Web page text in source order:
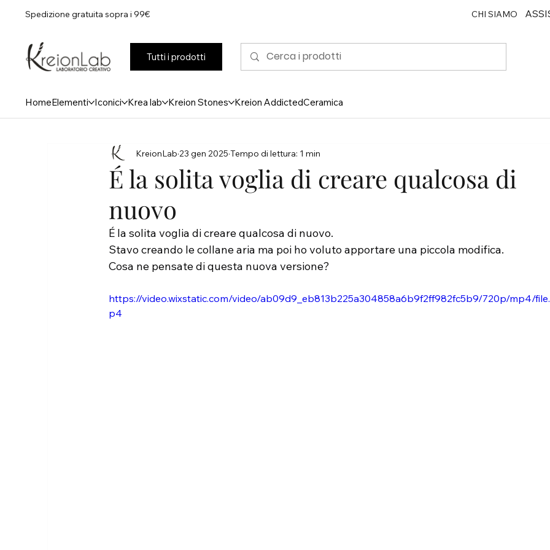
Spedizione gratuita sopra i 99€ CHI SIAMO
Tutti i prodotti
HomeElementi Iconici Krea lab Kreion Stones Kreion AddictedCeramica
É la solita voglia di creare qualcosa di
nuovo
KreionLab 23 gen 2025 Tempo di lettura: 1 min
É la solita voglia di creare qualcosa di nuovo.
Stavo creando le collane aria ma poi ho voluto apportare una piccola modifica.
Cosa ne pensate di questa nuova versione?
https://video.wixstatic.com/video/ab09d9_eb813b225a304858a6b9f2ff982fc5b9/720p/mp4/
p4